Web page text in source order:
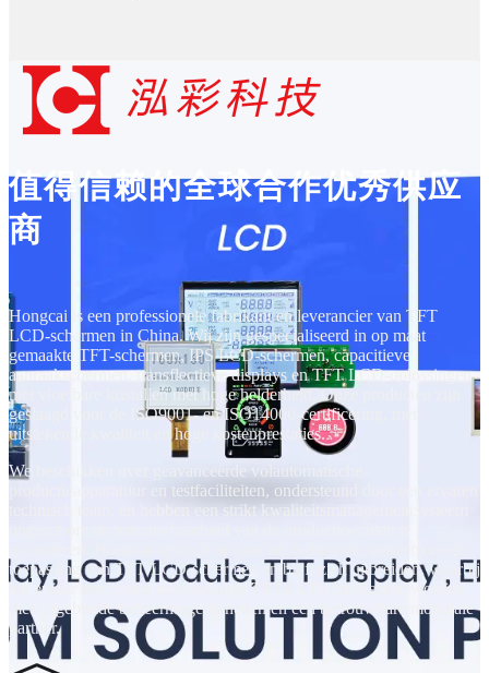
值得信赖的全球合作优秀供应
商
Hongcai is een professionele fabrikant en leverancier van TFT
LCD-schermen in China. Wij zijn gespecialiseerd in op maat
gemaakte TFT-schermen, IPS LCD-schermen, capacitieve
aanraakschermen, transflectieve displays en TFT LCD-oplossingen
met vloeibare kristallen met hoge helderheid. Onze producten zijn
geslaagd voor de ISO9001- en ISO14000-certificering, met
uitstekende kwaliteit en hoge kostenprestaties.
We beschikken over geavanceerde volautomatische
productieapparatuur en testfaciliteiten, ondersteund door een ervaren
technisch team, en hebben een strikt kwaliteitsmanagementsysteem
toepassing van TFT LCD-schermen en blijft zich uitbreiden, waarbij
het ernaar streeft een grootschalige TFT LCD-fabrikant te worden
met uitgebreide beheermogelijkheden en een betrouwbare mondiale
partner.